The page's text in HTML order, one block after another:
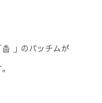
」のパッチムが